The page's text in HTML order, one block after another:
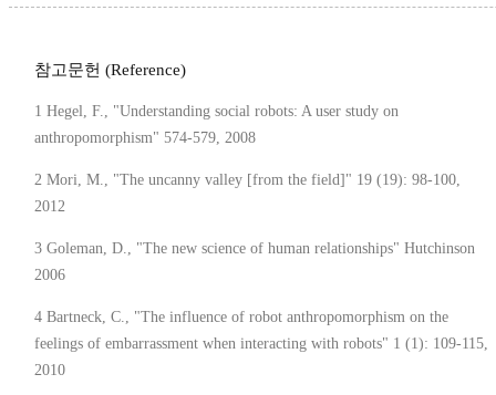
참고문헌 (Reference)
1 Hegel, F., "Understanding social robots: A user study on
anthropomorphism" 574-579, 2008
2 Mori, M., "The uncanny valley [from the field]" 19 (19): 98-100,
2012
3 Goleman, D., "The new science of human relationships" Hutchinson
2006
4 Bartneck, C., "The influence of robot anthropomorphism on the
feelings of embarrassment when interacting with robots" 1 (1): 109-115,
2010